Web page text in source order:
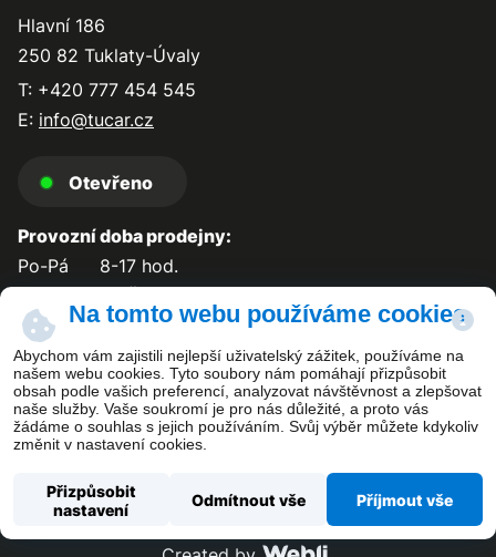
Na tomto webu používáme cookies
Abychom vám zajistili nejlepší uživatelský zážitek, používáme na
našem webu cookies. Tyto soubory nám pomáhají přizpůsobit
obsah podle vašich preferencí, analyzovat návštěvnost a zlepšovat
naše služby. Vaše soukromí je pro nás důležité, a proto vás
žádáme o souhlas s jejich používáním. Svůj výběr můžete kdykoliv
změnit v nastavení cookies.
Přizpůsobit
nastavení
Odmítnout vše Příjmout vše
Hlavní 186
250 82 Tuklaty-Úvaly
T: +420 777 454 545
E: info@tucar.cz
Otevřeno
Provozní doba prodejny:
Po-Pá
8-17 hod.
So-Ne
zavřeno
Kontakt
Copyright ©
TUCAR PLUS s.r.o.